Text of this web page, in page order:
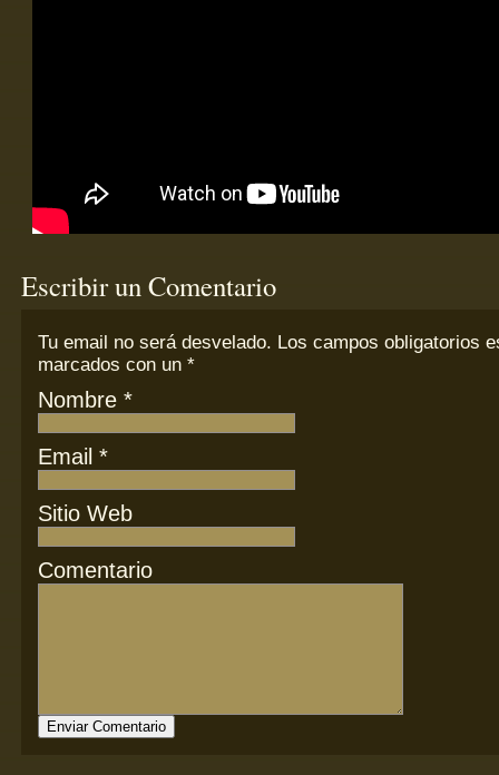
Escribir un Comentario
Tu email noserá desvelado. Los campos obligatorios
marcados con un *
Nombre *
Email *
Sitio Web
Comentario